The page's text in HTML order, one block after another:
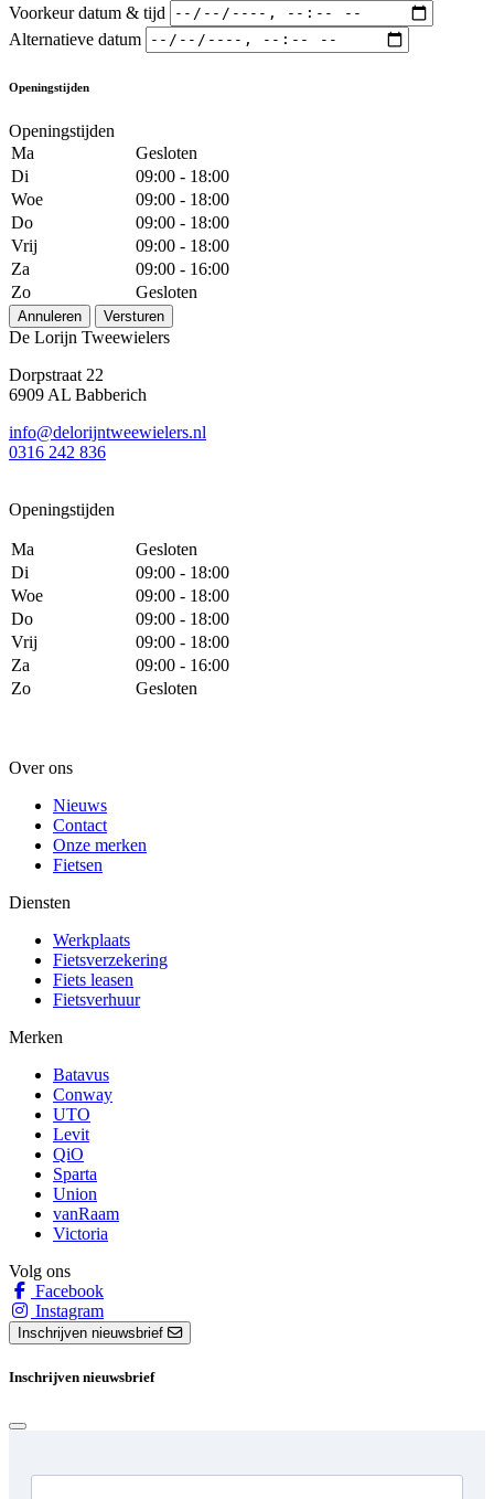
Voorkeur datum & tijd
Alternatieve datum
Openingstijden
Openingstijden
Ma
Gesloten
Di
09:00 - 18:00
Woe
09:00 - 18:00
Do
09:00 - 18:00
Vrij
09:00 - 18:00
Za
09:00 - 16:00
Zo
Gesloten
Annuleren Versturen
De Lorijn Tweewielers
Dorpstraat 22
6909 AL Babberich
info@delorijntweewielers.nl
0316 242 836
Openingstijden
Ma
Gesloten
Di
09:00 - 18:00
Woe
09:00 - 18:00
Do
09:00 - 18:00
Vrij
09:00 - 18:00
Za
09:00 - 16:00
Zo
Gesloten
Over ons
Nieuws
Contact
Onze merken
Fietsen
Diensten
Werkplaats
Fietsverzekering
Fiets leasen
Fietsverhuur
Merken
Batavus
Conway
UTO
Levit
QiO
Sparta
Union
vanRaam
Victoria
Volg ons
Facebook
Instagram
Inschrijven nieuwsbrief
Inschrijven nieuwsbrief